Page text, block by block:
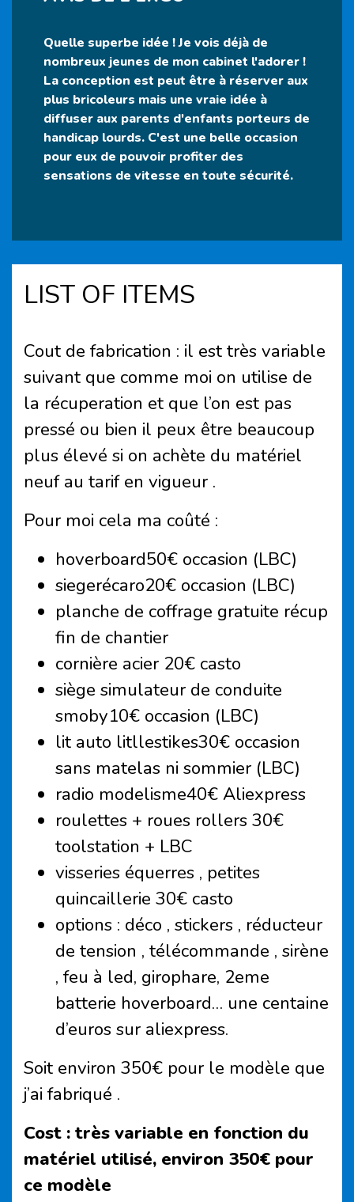
Quelle superbe idée ! Je vois déjà de
nombreux jeunes de mon cabinet l'adorer !
La conception est peut être à réserver aux
plus bricoleurs mais une vraie idée à
diffuser aux parents d'enfants porteurs de
handicap lourds. C'est une belle occasion
pour eux de pouvoir profiter des
sensations de vitesse en toute sécurité.
LIST OF ITEMS
Cout de fabrication : il est très variable
suivant que comme moi on utilise de
la récuperation et que l’on est pas
pressé ou bien il peux être beaucoup
plus élevé si on achète du matériel
neuf au tarif en vigueur .
Pour moi cela ma coûté :
hoverboard50€ occasion (LBC)
siegerécaro20€ occasion (LBC)
planche de coffrage gratuite récup
fin de chantier
cornière acier 20€ casto
siège simulateur de conduite
smoby10€ occasion (LBC)
lit auto litllestikes30€ occasion
sans matelas ni sommier (LBC)
radio modelisme40€ Aliexpress
roulettes + roues rollers 30€
toolstation + LBC
visseries équerres , petites
quincaillerie 30€ casto
options : déco , stickers , réducteur
de tension , télécommande , sirène
, feu à led, girophare, 2eme
batterie hoverboard… une centaine
d’euros sur aliexpress.
Soit environ 350€ pour le modèle que
j’ai fabriqué .
Cost :très variable en fonction du
matériel utilisé, environ 350€ pour
ce modèle